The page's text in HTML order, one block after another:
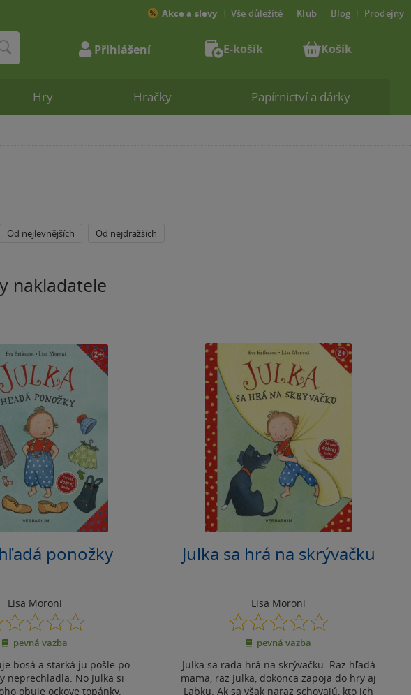
Od nejlevnějších Od nejdražších
nakladatele
ponožky
Lisa Moroni
0.0
z
5
pevná vazba
bosá a starká ju pošle po
neprechladla. No Julka si
obuje ockove topánky.
Julka sa hrá na skrývačku
Lisa Moroni
0.0
z
5
pevná vazba
Julka sa rada hrá na skrývačku. Raz hľadá
mama, raz Julka, dokonca zapoja do hry aj
Labku. Ak sa však naraz schovajú, kto ich
Hry Hračky Papírnictví a dárky
Akce a slevy Vše důležité Klub Blog Prodejny
Přihlášení E-košík Košík